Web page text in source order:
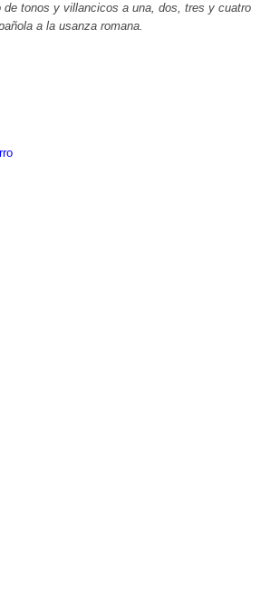
de tonos y villancicos a una, dos, tres y cuatro
a la usanza romana.